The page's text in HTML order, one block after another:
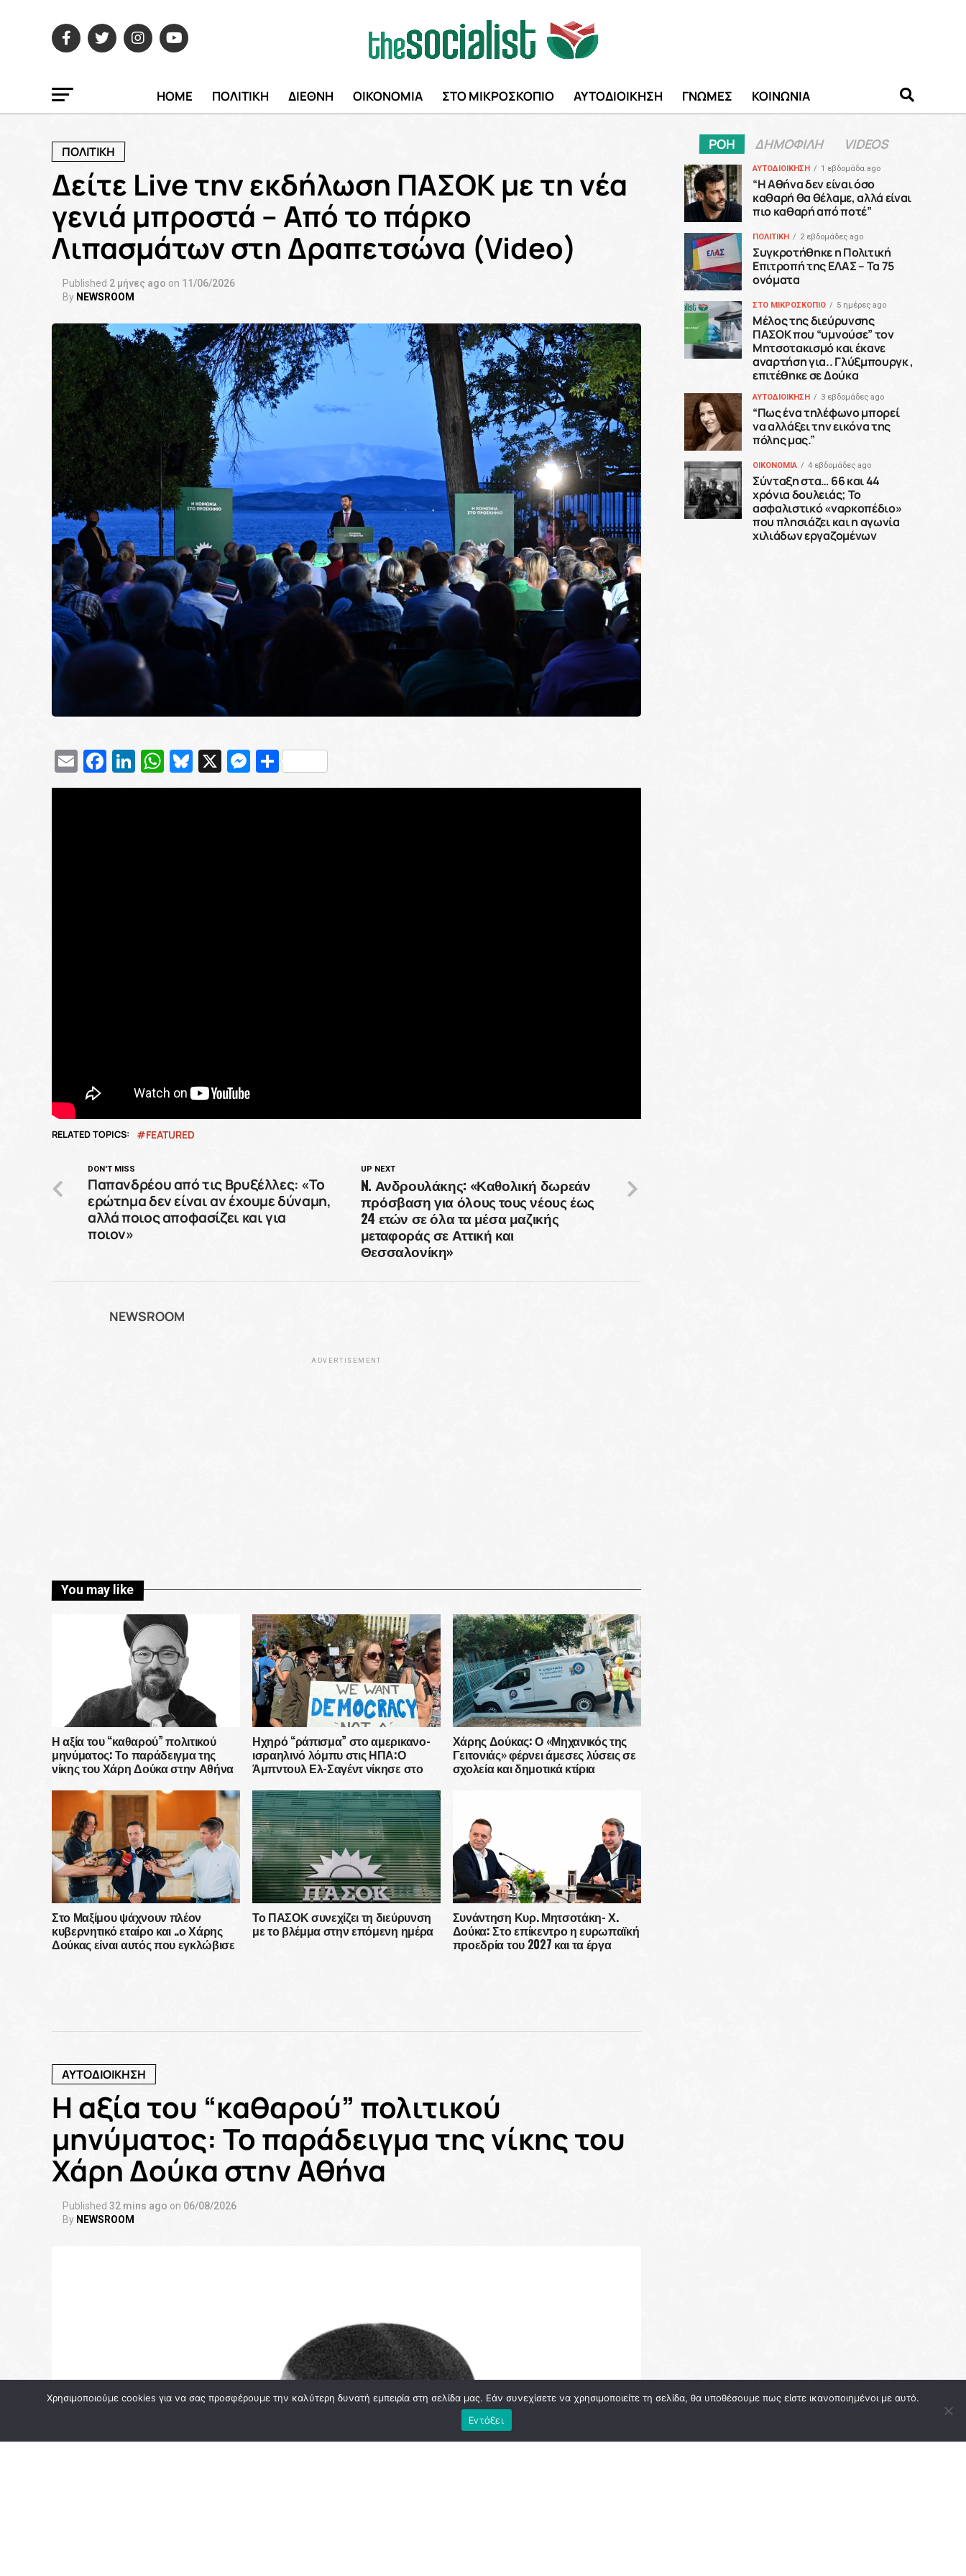
HOME ΠΟΛΙΤΙΚΗ ΔΙΕΘΝΗ ΟΙΚΟΝΟΜΙΑ ΣΤΟ ΜΙΚΡΟΣΚΟΠΙΟ ΑΥΤΟΔΙΟΙΚΗΣΗ ΓΝΩΜΕΣ ΚΟΙΝΩΝΙΑ
ΠΟΛΙΤΙΚΗ
Δείτε Live την εκδήλωση ΠΑΣΟΚ με τη νέα
γενιά μπροστά – Από το πάρκο
Λιπασμάτων στη Δραπετσώνα (Video)
Published 2 μήνες ago on 11/06/2026
By NEWSROOM
EmailFacebook
LinkedIn
WhatsApp
Bluesky
X Messenger
Μοιραστείτε
RELATED TOPICS: FEATURED
UP NEXT
N. Ανδρουλάκης: «Καθολική δωρεάν
πρόσβαση για όλους τους νέους έως
24 ετών σε όλα τα μέσα μαζικής
μεταφοράς σε Αττική και
Θεσσαλονίκη»
DON'T MISS
Παπανδρέου από τις Βρυξέλλες: «Το
ερώτημα δεν είναι αν έχουμε δύναμη,
αλλά ποιος αποφασίζει και για
ποιον»
NEWSROOM
ADVERTISEMENT
You may like
Η αξία του “καθαρού” πολιτικού
μηνύματος: Το παράδειγμα της
νίκης του Χάρη Δούκα στην Αθήνα
Ηχηρό “ράπισμα” στο αμερικανο-
ισραηλινό λόμπυ στις ΗΠΑ:Ο
Άμπντουλ Ελ-Σαγέντ νίκησε στο
εκστρατεία δεκάδων εκατομμυρίων
δολαρίων
Χάρης Δούκας: Ο «Μηχανικός της
Γειτονιάς» φέρνει άμεσες λύσεις σε
σχολεία και δημοτικά κτίρια
Στο Μαξίμου ψάχνουν πλέον
κυβερνητικό εταίρο και ..ο Χάρης
Δούκας είναι αυτός που εγκλώβισε
Το ΠΑΣΟΚ συνεχίζει τη διεύρυνση
με το βλέμμα στην επόμενη ημέρα
Συνάντηση Κυρ. Μητσοτάκη- Χ.
Δούκα: Στο επίκεντρο η ευρωπαϊκή
προεδρία του 2027 και τα έργα
ΑΥΤΟΔΙΟΙΚΗΣΗ
Η αξία του “καθαρού” πολιτικού
μηνύματος: Το παράδειγμα της νίκης του
Χάρη Δούκα στην Αθήνα
Published 32 mins ago on 06/08/2026
By NEWSROOM
ΡΟΗ ΔΗΜΟΦΙΛΗ VIDEOS
ΑΥΤΟΔΙΟΙΚΗΣΗ 1 εβδομάδα ago
“H Αθήνα δεν είναι όσο
καθαρή θα θέλαμε, αλλά είναι
πιο καθαρή από ποτέ”
ΠΟΛΙΤΙΚΗ 2 εβδομάδες ago
Συγκροτήθηκε η Πολιτική
Επιτροπή της ΕΛΑΣ – Τα 75
ονόματα
ΣΤΟ ΜΙΚΡΟΣΚΟΠΙΟ 5 ημέρες ago
Μέλος της διεύρυνσης
ΠΑΣΟΚ που “υμνούσε” τον
Μητσοτακισμό και έκανε
αναρτήση για.. Γλύξμπουργκ ,
επιτέθηκε σε Δούκα
ΑΥΤΟΔΙΟΙΚΗΣΗ 3 εβδομάδες ago
“Πως ένα τηλέφωνο μπορεί
να αλλάξει την εικόνα της
πόλης μας.”
ΟΙΚΟΝΟΜΙΑ 4 εβδομάδες ago
Σύνταξη στα… 66 και 44
χρόνια δουλειάς; Το
ασφαλιστικό «ναρκοπέδιο»
που πλησιάζει και η αγωνία
χιλιάδων εργαζομένων
Χρησιμοποιούμε cookies για να σας προσφέρουμε την καλύτερη δυνατή εμπειρία στη σελίδα μας. Εάν συνεχίσετε να χρησιμοποιείτε τη σελίδα, θα υποθέσουμε πως είστε ικανοποιημένοι με αυτό.
Εντάξει